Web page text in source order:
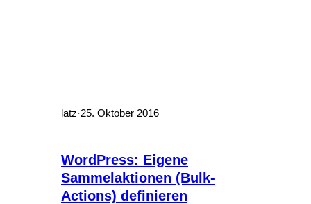
latz·25. Oktober 2016
WordPress: Eigene
Sammelaktionen (Bulk-
Actions) definieren